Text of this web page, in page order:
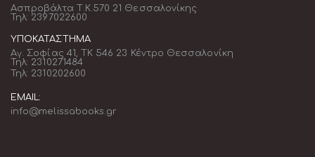
Ασπροβάλτα Τ.Κ.570 21 Θεσσαλονίκης
Τηλ: 2397022600
ΥΠΟΚΑΤΆΣΤΗΜΑ
Αγ. Σοφίας 41, ΤΚ 546 23 Κέντρο Θεσσαλονίκη
Τηλ: 2310271484
Τηλ: 2310202600
EMAIL:
info@melissabooks.gr